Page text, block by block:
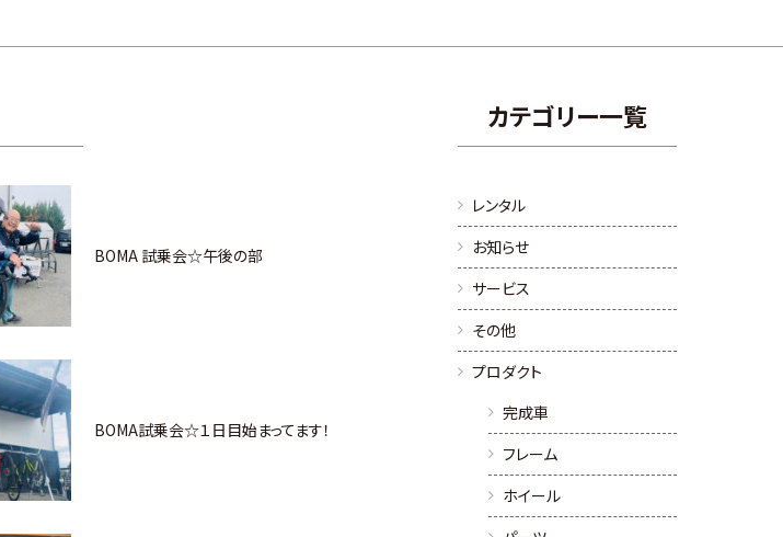
BOMA 試乗会☆午後の部
BOMA試乗会☆１日目始まってます！
カテゴリー一覧
レンタル
お知らせ
サービス
その他
プロダクト
完成車
フレーム
ホイール